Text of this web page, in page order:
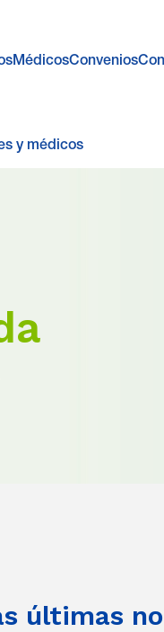
MédicosConvenios
y médicos
últimas